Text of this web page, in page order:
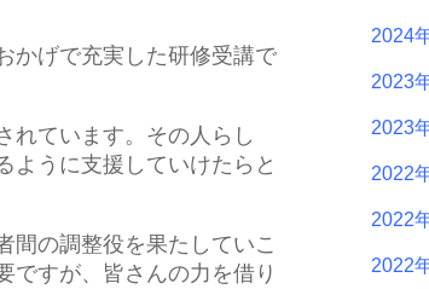
かげで充実した研修受講で
れています。その人らし
ように支援していけたらと
の調整役を果たしていこ
ですが、皆さんの力を借り
2024
2023
2023
2022
2022
2022